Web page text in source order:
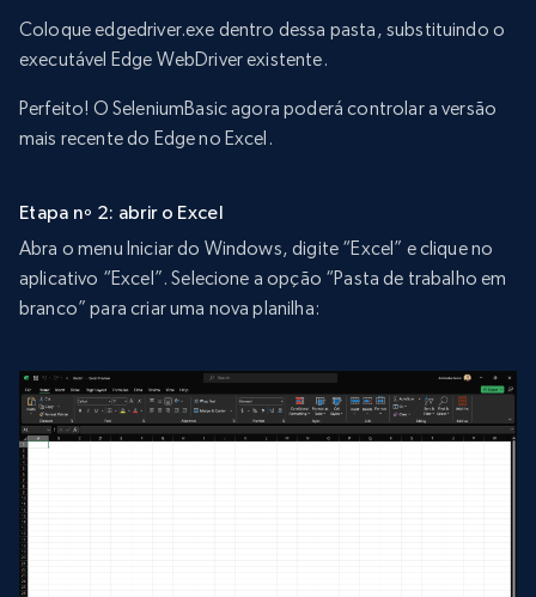
Coloque edgedriver.exe dentro dessa pasta, substituindo o
executável Edge WebDriver existente.
Perfeito! O SeleniumBasic agora poderá controlar a versão
mais recente do Edge no Excel.
Etapa nº 2: abrir o Excel
Abra o menu Iniciar do Windows, digite “Excel” e clique no
aplicativo “Excel”. Selecione a opção “Pasta de trabalho em
branco” para criar uma nova planilha: